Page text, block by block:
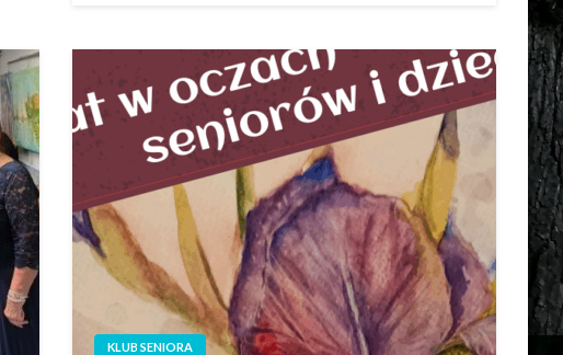
KLUB SENIORA